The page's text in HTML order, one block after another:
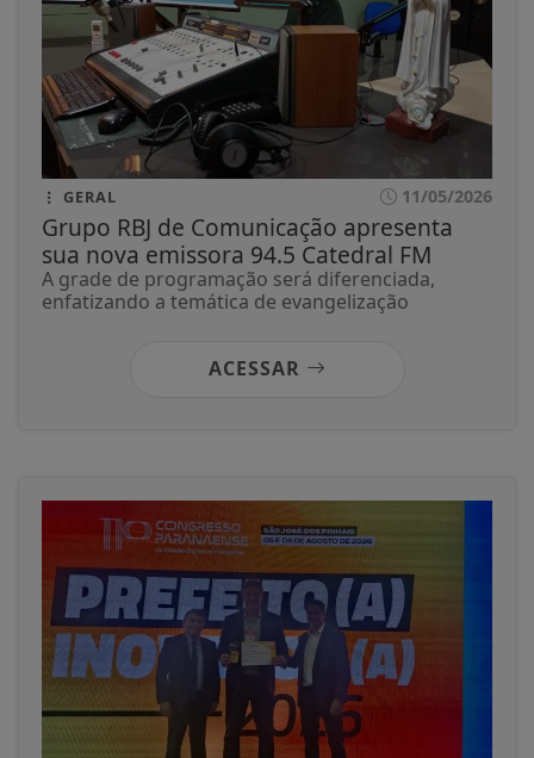
GERAL 11/05/2026
Grupo RBJ de Comunicação apresenta
sua nova emissora 94.5 Catedral FM
A grade de programação será diferenciada,
enfatizando a temática de evangelização
ACESSAR